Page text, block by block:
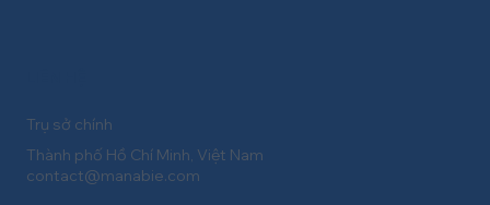
Trụ sở chính
Thành phố Hồ Chí Minh, Việt Nam
contact@manabie.com